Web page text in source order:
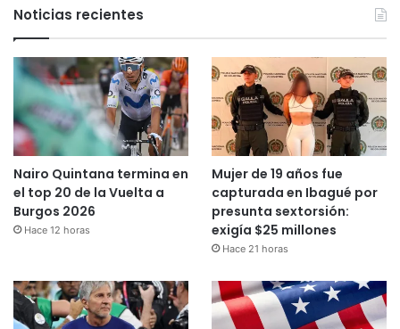
Noticias recientes
Nairo Quintana termina en
el top 20 de la Vuelta a
Burgos 2026
Hace 12 horas
Mujer de 19 años fue
capturada en Ibagué por
presunta sextorsión:
exigía $25 millones
Hace 21 horas